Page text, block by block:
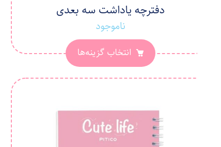
دفترچه یاداشت سه بعدی
ناموجود
انتخاب گزینه‌ها